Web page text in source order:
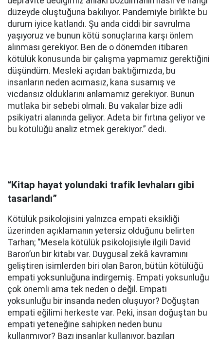
düzeyde oluştuğuna bakılıyor. Pandemiyle birlikte bu
durum iyice katlandı. Şu anda ciddi bir savrulma
yaşıyoruz ve bunun kötü sonuçlarına karşı önlem
alınması gerekiyor. Ben de o dönemden itibaren
kötülük konusunda bir çalışma yapmamız gerektiğini
düşündüm. Mesleki açıdan baktığımızda, bu
insanların neden acımasız, kana susamış ve
vicdansız olduklarını anlamamız gerekiyor. Bunun
mutlaka bir sebebi olmalı. Bu vakalar bize adli
psikiyatri alanında geliyor. Adeta bir fırtına geliyor ve
bu kötülüğü analiz etmek gerekiyor.” dedi.
“Kitap hayat yolundaki trafik levhaları gibi
tasarlandı”
Kötülük psikolojisini yalnızca empati eksikliği
üzerinden açıklamanın yetersiz olduğunu belirten
Tarhan; “Mesela kötülük psikolojisiyle ilgili David
Baron’un bir kitabı var. Duygusal zekâ kavramını
geliştiren isimlerden biri olan Baron, bütün kötülüğü
empati yoksunluğuna indirgemiş. Empati yoksunluğu
çok önemli ama tek neden o değil. Empati
yoksunluğu bir insanda neden oluşuyor? Doğuştan
empati eğilimi herkeste var. Peki, insan doğuştan bu
empati yeteneğine sahipken neden bunu
kullanmıyor? Bazı insanlar kullanıyor, bazıları